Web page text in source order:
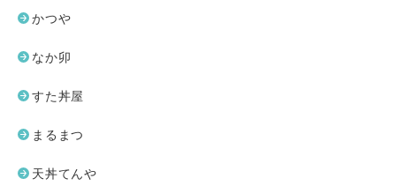
かつや
なか卯
すた丼屋
まるまつ
天丼てんや